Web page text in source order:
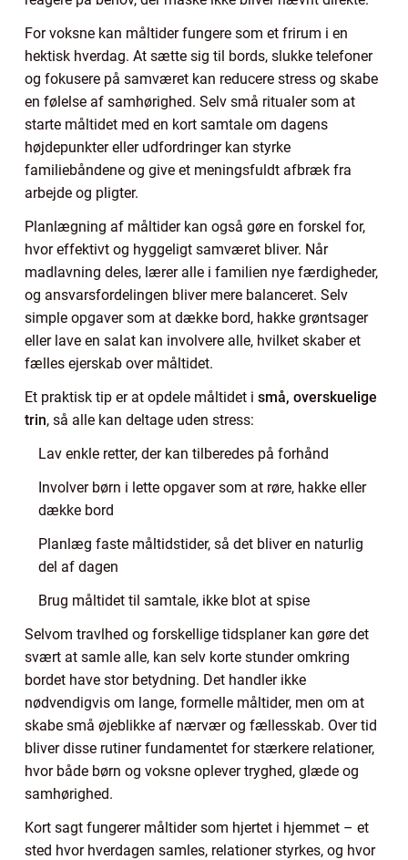
For voksne kan måltider fungere som et frirum i en
hektisk hverdag. At sætte sig til bords, slukke telefoner
og fokusere på samværet kan reducere stress og skabe
en følelse af samhørighed. Selv små ritualer som at
starte måltidet med en kort samtale om dagens
højdepunkter eller udfordringer kan styrke
familiebåndene og give et meningsfuldt afbræk fra
arbejde og pligter.
Planlægning af måltider kan også gøre en forskel for,
hvor effektivt og hyggeligt samværet bliver. Når
madlavning deles, lærer alle i familien nye færdigheder,
og ansvarsfordelingen bliver mere balanceret. Selv
simple opgaver som at dække bord, hakke grøntsager
eller lave en salat kan involvere alle, hvilket skaber et
fælles ejerskab over måltidet.
Et praktisk tip er at opdele måltidet i små, overskuelige
trin, så alle kan deltage uden stress:
Lav enkle retter, der kan tilberedes på forhånd
Involver børn i lette opgaver som at røre, hakke eller
dække bord
Planlæg faste måltidstider, så det bliver en naturlig
del af dagen
Brug måltidet til samtale, ikke blot at spise
Selvom travlhed og forskellige tidsplaner kan gøre det
svært at samle alle, kan selv korte stunder omkring
bordet have stor betydning. Det handler ikke
nødvendigvis om lange, formelle måltider, men om at
skabe små øjeblikke af nærvær og fællesskab. Over tid
bliver disse rutiner fundamentet for stærkere relationer,
hvor både børn og voksne oplever tryghed, glæde og
samhørighed.
Kort sagt fungerer måltider som hjertet i hjemmet – et
sted hvor hverdagen samles, relationer styrkes, og hvor